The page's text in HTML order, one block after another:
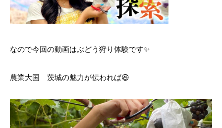
なので今回の動画はぶどう狩り体験です✨
農業大国 茨城の魅力が伝われば😆